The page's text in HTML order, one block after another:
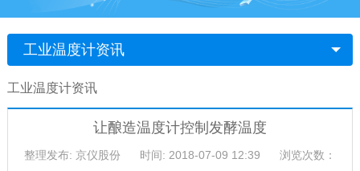
工业温度计资讯
工业温度计资讯
让酿造温度计控制发酵温度
整理发布: 京仪股份 时间: 2018-07-09 12:39 浏览次数：